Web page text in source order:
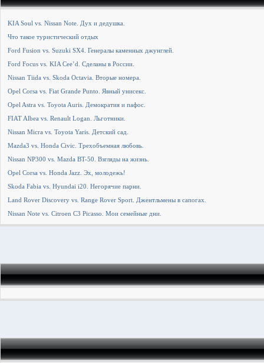
KIA Soul vs. Nissan Note. Дух и дедушка.
Что такое туристический отдых
Ford Fusion vs. Suzuki SX4. Генералы каменных джунглей.
Ford Focus vs. KIA Cee’d. Сделаны в России.
Nissan Tiida vs. Skoda Octavia. Вторые номера.
Opel Corsa vs. Fiat Grande Punto. Явный унисекс.
Opel Astra vs. Toyota Auris. Демократия и пафос.
FIAT Albea vs. Renault Logan. Льготники.
Nissan Micra vs. Toyota Yaris. Детский сад.
Mazda3 vs. Honda Civic. Трехобъемная любовь.
Nissan NP300 vs. Mazda BT-50. Взгляды на жизнь.
Opel Corsa vs. Honda Jazz. Эх, молодежь!
Skoda Fabia vs. Hyundai i20. Негорячие парни.
Land Rover Discovery vs. Range Rover Sport. Джентльмены в сапогах.
Nissan Note vs. Citroen C3 Picasso. Мои семейные дни.